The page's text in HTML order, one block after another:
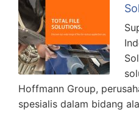
Hoffmann Group,
spesialis dalam bidang